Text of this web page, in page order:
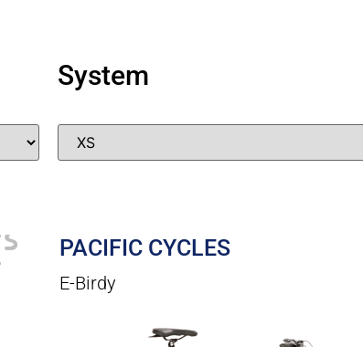
System
PACIFIC CYCLES
E-Birdy